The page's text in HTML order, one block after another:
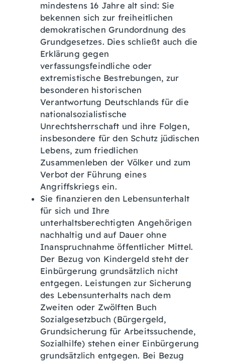
mindestens 16 Jahre alt sind: Sie
bekennen sich zur freiheitlichen
demokratischen Grundordnung des
Grundgesetzes. Dies schließt auch die
Erklärung gegen
verfassungsfeindliche oder
extremistische Bestrebungen, zur
besonderen historischen
Verantwortung Deutschlands für die
nationalsozialistische
Unrechtsherrschaft und ihre Folgen,
insbesondere für den Schutz jüdischen
Lebens, zum friedlichen
Zusammenleben der Völker und zum
Verbot der Führung eines
Angriffskriegs ein.
Sie finanzieren den Lebensunterhalt
für sich und Ihre
unterhaltsberechtigten Angehörigen
nachhaltig und auf Dauer ohne
Inanspruchnahme öffentlicher Mittel.
Der Bezug von Kindergeld steht der
Einbürgerung grundsätzlich nicht
entgegen. Leistungen zur Sicherung
des Lebensunterhalts nach dem
Zweiten oder Zwölften Buch
Sozialgesetzbuch (Bürgergeld,
Grundsicherung für Arbeitssuchende,
Sozialhilfe) stehen einer Einbürgerung
grundsätzlich entgegen. Bei Bezug